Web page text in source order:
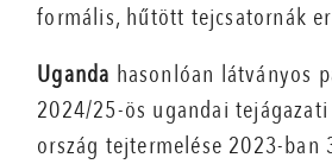
formális, hűtött tejcsatornák
Uganda hasonlóan látványos
2024/25-ös ugandai
ország tejtermelése 2023-